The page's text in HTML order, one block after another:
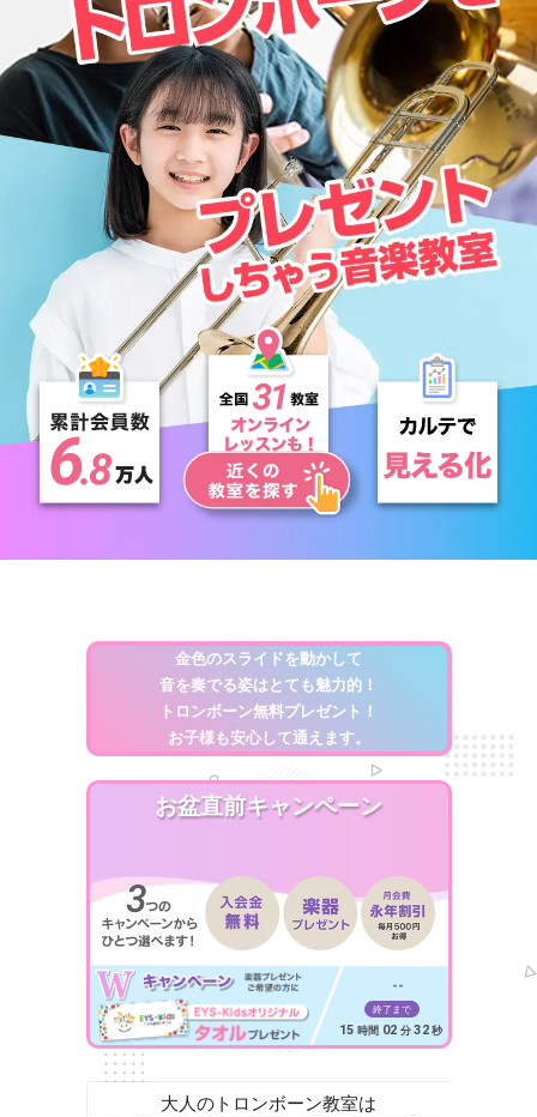
金色のスライドを動かして
音を奏でる姿はとても魅力的！
トロンボーン無料プレゼント！
お子様も安心して通えます。
お盆直前キャンペーン
--
終了まで
15 時間 02 分 30 秒
大人のトロンボーン教室は